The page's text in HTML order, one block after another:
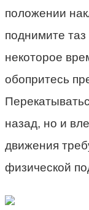
положении
поднимите
некоторое
обопритесь
назад, но и
движения
физической